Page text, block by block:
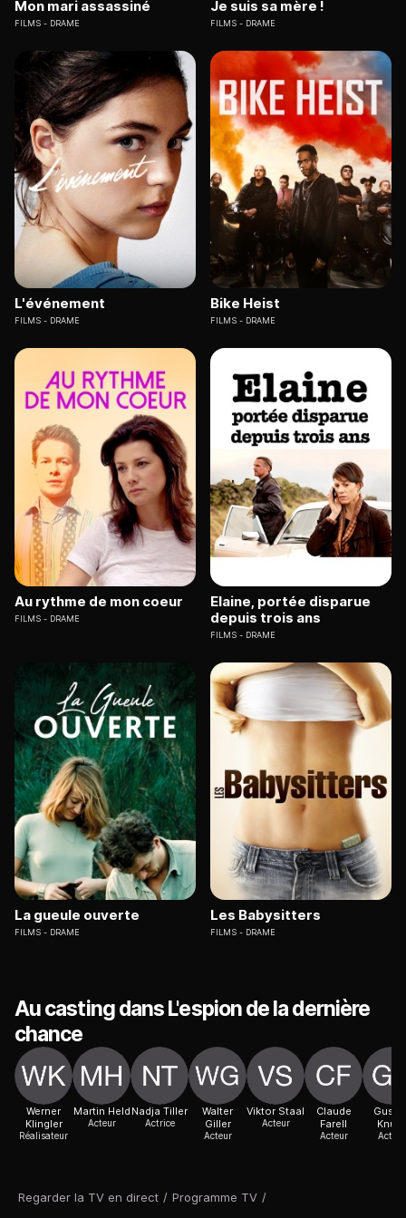
Regarder la TV en direct / Programme TV /
Mon mari assassiné
FILMS DRAME
Je suis sa mère !
FILMS DRAME
L'événement
FILMS DRAME
Bike Heist
FILMS DRAME
Au rythme de mon coeur
FILMS DRAME
Elaine, portée disparue
depuis trois ans
FILMS DRAME
La gueule ouverte
FILMS DRAME
Les Babysitters
FILMS DRAME
Au casting dans L'espion de la dernière
chance
Werner
Klingler
Réalisateur
Martin Held
Acteur
Nadja Tiller
Actrice
Walter
Giller
Acteur
Viktor Staal
Acteur
Claude
Farell
Acteur
Knuth
Acteur